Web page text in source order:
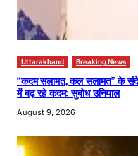
Uttarakhand Breaking News
“कदम सलामत, कल सलामत” के
में बढ़ रहे कदम: सुबोध उनियाल
August 9, 2026